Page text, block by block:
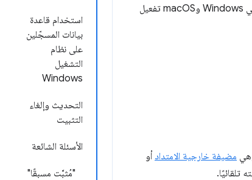
استخدام قاعدة
بيانات المسجّلين
على نظام
التشغيل
Windows
التحديث وإلغاء
التثبيت
الأسئلة الشائعة
"مُثبَّت مسبقًا"
إلى "سوق Chrome الإلكتروني". عند تثبيت إحدى الإضافات بهذه الطرق، على مستخدمي Windows وmacOS تفعيل
مضيفة خارجية الامتداد أو